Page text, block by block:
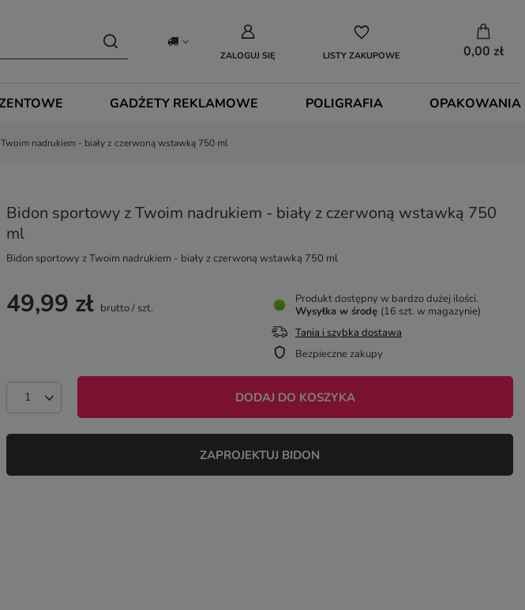
ZALOGUJ SIĘ LISTY ZAKUPOWE 0,00 zł
GADŻETY REKLAMOWE POLIGRAFIA OPAKOWANIA
nadrukiem - biały z czerwoną wstawką 750 ml
Bidon sportowy z Twoim nadrukiem - biały z czerwoną wstawką 750
ml
Bidon sportowy z Twoim nadrukiem - biały z czerwoną wstawką 750 ml
49,99 zł brutto/ szt.
DODAJ DO KOSZYKA
Produkt dostępny w bardzo dużej ilości
Wysyłka w środę (16 szt. w magazynie)
Tania i szybka dostawa
Bezpieczne zakupy
ZAPROJEKTUJ BIDON